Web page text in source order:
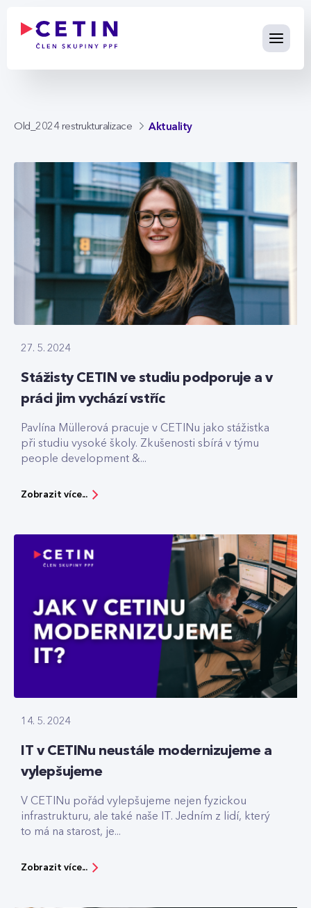
Old_2024 restrukturalizace Aktuality
27. 5. 2024
Stážisty CETIN ve studiu podporuje a v
práci jim vychází vstříc
Pavlína Müllerová pracuje v CETINu jako stážistka
při studiu vysoké školy. Zkušenosti sbírá v týmu
people development &...
Zobrazit více...
14. 5. 2024
IT v CETINu neustále modernizujeme a
vylepšujeme
V CETINu pořád vylepšujeme nejen fyzickou
infrastrukturu, ale také naše IT. Jedním z lidí, který
to má na starost, je...
Zobrazit více...